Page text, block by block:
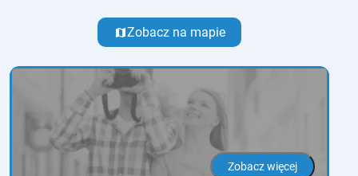
mapZobacz na mapie
Zobacz więcej